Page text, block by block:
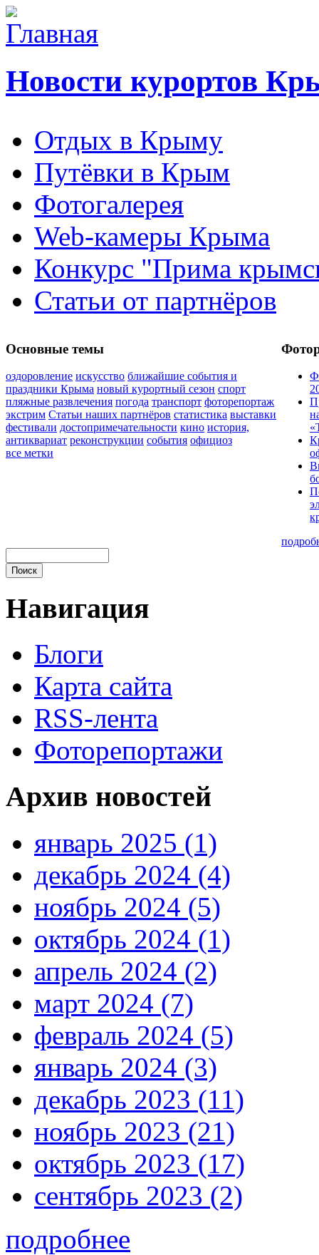
Новости курортов
Отдых в Крыму
Путёвки в Крым
Фотогалерея
Web-камеры Крыма
Конкурс "Прима
Статьи от партнёров
Основные темы
оздоровление искусство ближайшие события и
праздники Крыма новый курортный сезон спорт
пляжные развлечения погода транспорт фоторепортаж
экстрим Статьи наших партнёров статистика выставки
фестивали достопримечательности кино история,
антиквариат реконструкции события официоз
все метки
Навигация
Блоги
Карта сайта
RSS-лента
Фоторепортажи
Архив новостей
январь 2025 (1)
декабрь 2024 (4)
ноябрь 2024 (5)
октябрь 2024 (1)
апрель 2024 (2)
март 2024 (7)
февраль 2024 (5)
январь 2024 (3)
декабрь 2023 (11)
ноябрь 2023 (21)
октябрь 2023 (17)
сентябрь 2023 (2)
подробнее